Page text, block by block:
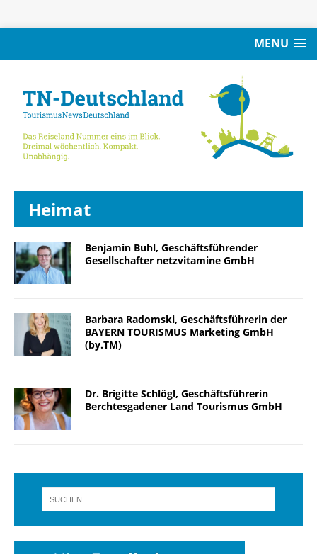
MENU
Heimat
Benjamin Buhl, Geschäftsführender
Gesellschafter netzvitamine GmbH
Barbara Radomski, Geschäftsführerin der
BAYERN TOURISMUS Marketing GmbH
(by.TM)
Dr. Brigitte Schlögl, Geschäftsführerin
Berchtesgadener Land Tourismus GmbH